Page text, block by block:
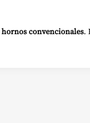
hornos convencionales.